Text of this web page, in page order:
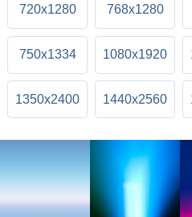
720x1280 768x1280
750x1334 1080x1920
1350x2400 1440x2560